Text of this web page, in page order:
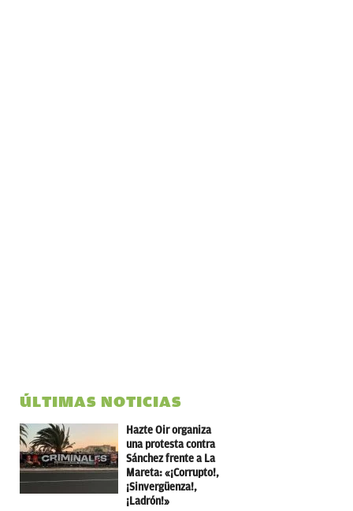
ÚLTIMAS NOTICIAS
Hazte Oir organiza
una protesta contra
Sánchez frente a La
Mareta: «¡Corrupto!,
¡Sinvergüenza!,
¡Ladrón!»